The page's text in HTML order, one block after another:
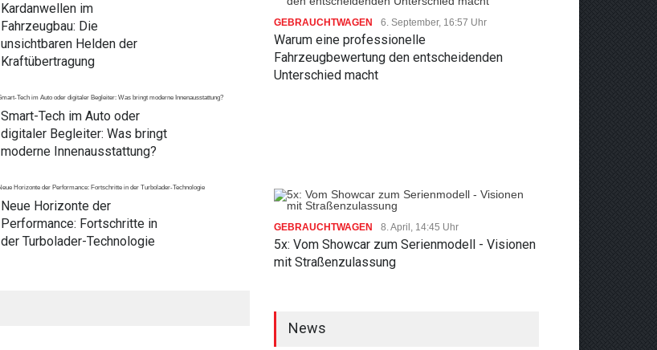
Kardanwellen im
Fahrzeugbau: Die
unsichtbaren Helden der
Kraftübertragung
Smart-Tech im Auto oder
digitaler Begleiter: Was bringt
moderne Innenausstattung?
Neue Horizonte der
Performance: Fortschritte in
der Turbolader-Technologie
GEBRAUCHTWAGEN 6. September, 16:57 Uhr
Warum eine professionelle
Fahrzeugbewertung den entscheidenden
Unterschied macht
GEBRAUCHTWAGEN 8. April, 14:45 Uhr
5x: Vom Showcar zum Serienmodell - Visionen
mit Straßenzulassung
News